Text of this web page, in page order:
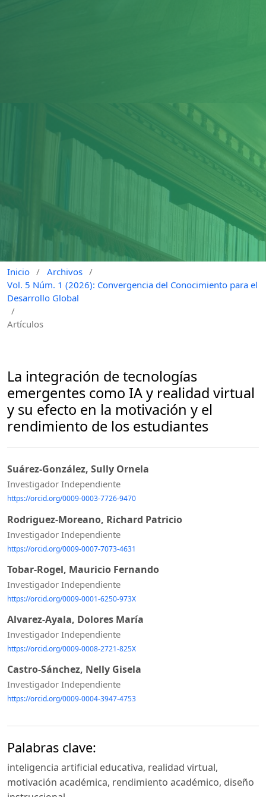
Inicio / Archivos /
Vol. 5 Núm. 1 (2026): Convergencia del Conocimiento para el
Desarrollo Global
/
Artículos
La integración de tecnologías
emergentes como IA y realidad virtual
y su efecto en la motivación y el
rendimiento de los estudiantes
Suárez-González, Sully Ornela
Investigador Independiente
https://orcid.org/0009-0003-7726-9470
Rodriguez-Moreano, Richard Patricio
Investigador Independiente
https://orcid.org/0009-0007-7073-4631
Tobar-Rogel, Mauricio Fernando
Investigador Independiente
https://orcid.org/0009-0001-6250-973X
Alvarez-Ayala, Dolores María
Investigador Independiente
https://orcid.org/0009-0008-2721-825X
Castro-Sánchez, Nelly Gisela
Investigador Independiente
https://orcid.org/0009-0004-3947-4753
Palabras clave:
inteligencia artificial educativa, realidad virtual,
motivación académica, rendimiento académico, diseño